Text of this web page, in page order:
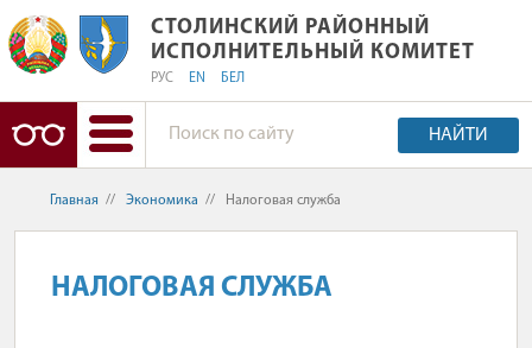
СТОЛИНСКИЙ РАЙОННЫЙ
СТОЛИНСКИЙ РАЙОННЫЙ
ИСПОЛНИТЕЛЬНЫЙ КОМИТЕТ
РУС EN БЕЛ
НАЙТИ
Главная // Экономика // Налоговая служба
НАЛОГОВАЯ СЛУЖБА